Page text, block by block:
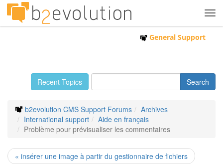
General Support
Recent Topics
b2evolution CMS Support Forums
Archives
International support
Aide en français
Problème pour prévisualiser les commentaires
« insérer une image à partir du gestionnaire de fichiers